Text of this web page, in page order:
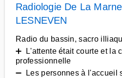
Radiologie De La Marne
LESNEVEN
Radio du bassin, sacro
➕ L'attente était courte et la
professionnelle
➖ Les personnes à l'accueil